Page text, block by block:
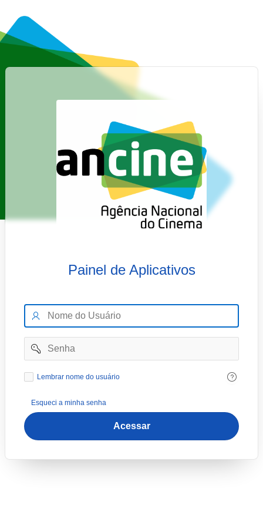
Painel de Aplicativos
Nome
Usuário
Senha
Lembrar
usuário
Lembrar nome do usuário
Esqueci a minha senha
Acessar